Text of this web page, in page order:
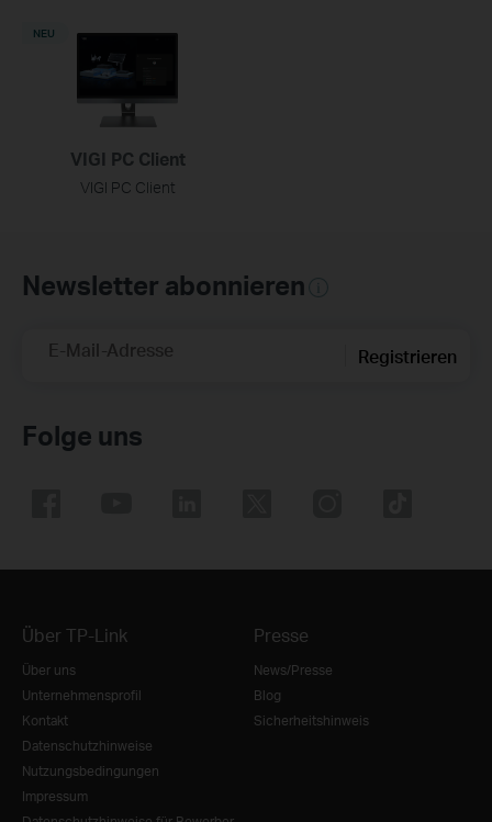
VIGI PC Client
VIGI PC Client
NEU
Newsletter abonnieren
E-Mail-Adresse Registrieren
Folge uns
Über TP-Link
Über uns
Unternehmensprofil
Kontakt
Datenschutzhinweise
Nutzungsbedingungen
Impressum
Presse
News/Presse
Blog
Sicherheitshinweis